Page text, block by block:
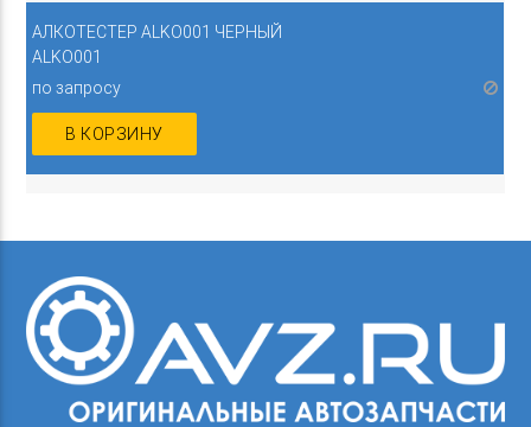
АЛКОТЕСТЕР ALKO001 ЧЕРНЫЙ
ALKO001
по запросу
В КОРЗИНУ